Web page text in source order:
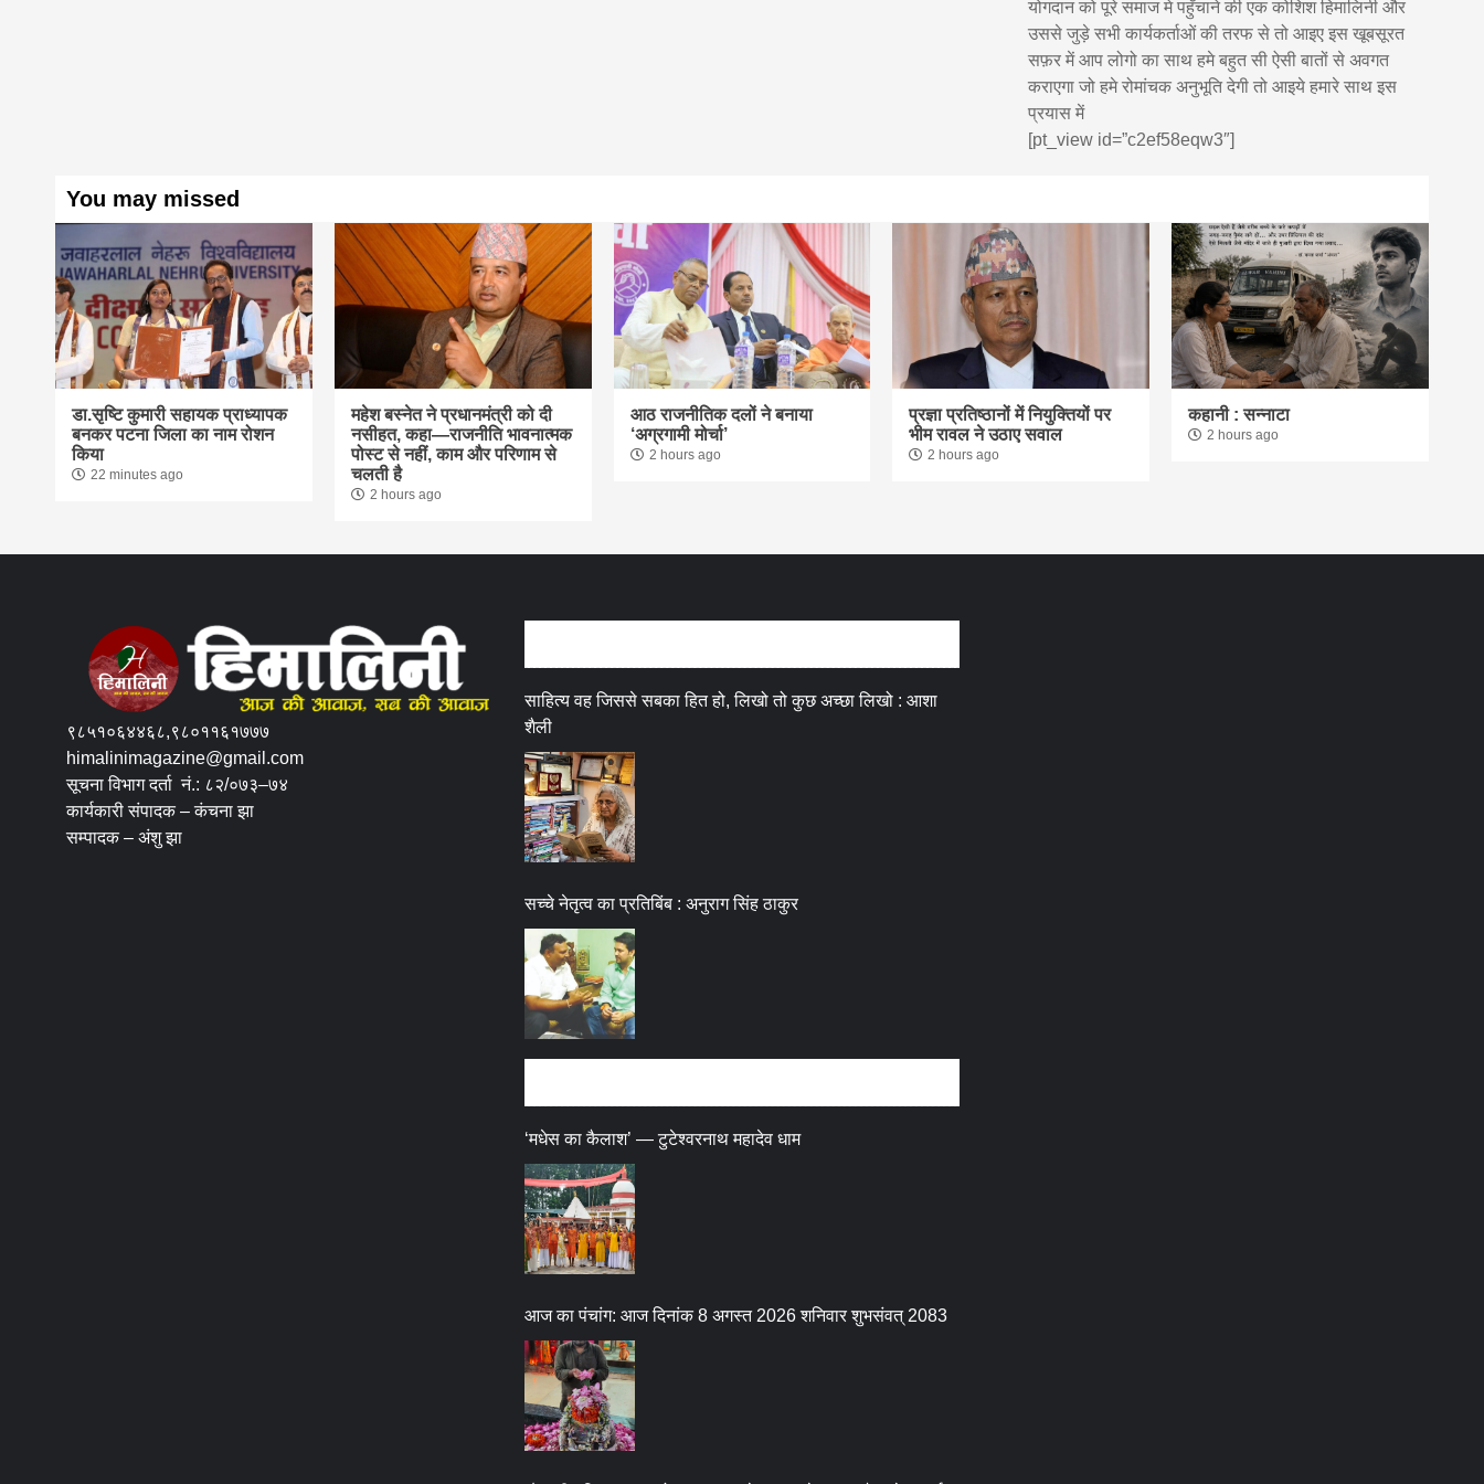
योगदान को पूरे समाज मे पहुँचाने की एक कोशिश हिमालिनी और
उससे जुड़े सभी कार्यकर्ताओं की तरफ से तो आइए इस खूबसूरत
सफ़र में आप लोगो का साथ हमे बहुत सी ऐसी बातों से अवगत
कराएगा जो हमे रोमांचक अनुभूति देगी तो आइये हमारे साथ इस
प्रयास में
[pt_view id=”c2ef58eqw3″]
You may missed
डा.सृष्टि कुमारी सहायक प्राध्यापक
बनकर पटना जिला का नाम रोशन
किया
22 minutes ago
महेश बस्नेत ने प्रधानमंत्री को दी
नसीहत, कहा—राजनीति भावनात्मक
पोस्ट से नहीं, काम और परिणाम से
चलती है
2 hours ago
आठ राजनीतिक दलों ने बनाया
‘अग्रगामी मोर्चा’
2 hours ago
प्रज्ञा प्रतिष्ठानों में नियुक्तियों पर
भीम रावल ने उठाए सवाल
2 hours ago
कहानी : सन्नाटा
2 hours ago
९८५१०६४४६८,९८०११६१७७७
himalinimagazine@gmail.com
सूचना विभाग दर्ता नं.: ८२/०७३–७४
कार्यकारी संपादक – कंचना झा
सम्पादक – अंशु झा
साहित्य वह जिससे सबका हित हो, लिखो तो कुछ अच्छा लिखो : आशा
शैली
सच्चे नेतृत्व का प्रतिबिंब : अनुराग सिंह ठाकुर
‘मधेस का कैलाश’ — टुटेश्वरनाथ महादेव धाम
आज का पंचांग: आज दिनांक 8 अगस्त 2026 शनिवार शुभसंवत् 2083